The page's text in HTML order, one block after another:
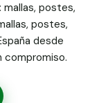
mallas, postes,
postes,
desde
compromiso.